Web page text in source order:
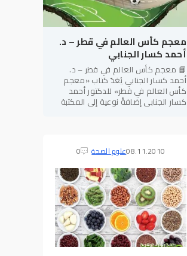
معجم كأس العالم في قطر – د.
أحمد كسار الجنابي
📘 معجم كأس العالم في قطر – د.
أحمد كسار الجنابي يُعَدّ كتاب «معجم
كأس العالم في قطر» للدكتور أحمد
كسار الجنابي إضافةً نوعية إلى المكتبة
08.11.2010علوم الصحة 0